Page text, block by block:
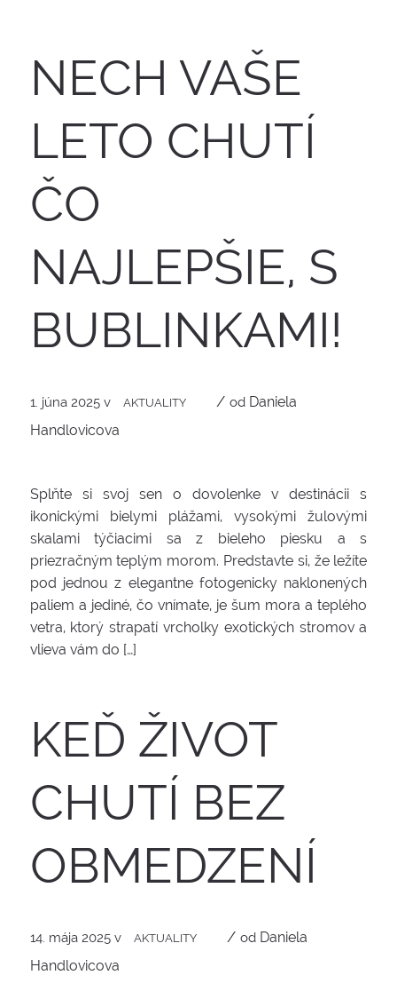
NECH VAŠE
LETO CHUTÍ
ČO
NAJLEPŠIE, S
BUBLINKAMI!
1. júna 2025 v AKTUALITY / od Daniela
Handlovicova
Splňte si svoj sen o dovolenke v destinácii s
ikonickými bielymi plážami, vysokými žulovými
skalami týčiacimi sa z bieleho piesku a s
priezračným teplým morom. Predstavte si, že ležíte
pod jednou z elegantne fotogenicky naklonených
paliem a jediné, čo vnímate, je šum mora a teplého
vetra, ktorý strapatí vrcholky exotických stromov a
vlieva vám do […]
KEĎ ŽIVOT
CHUTÍ BEZ
OBMEDZENÍ
14. mája 2025 v AKTUALITY / od Daniela
Handlovicova